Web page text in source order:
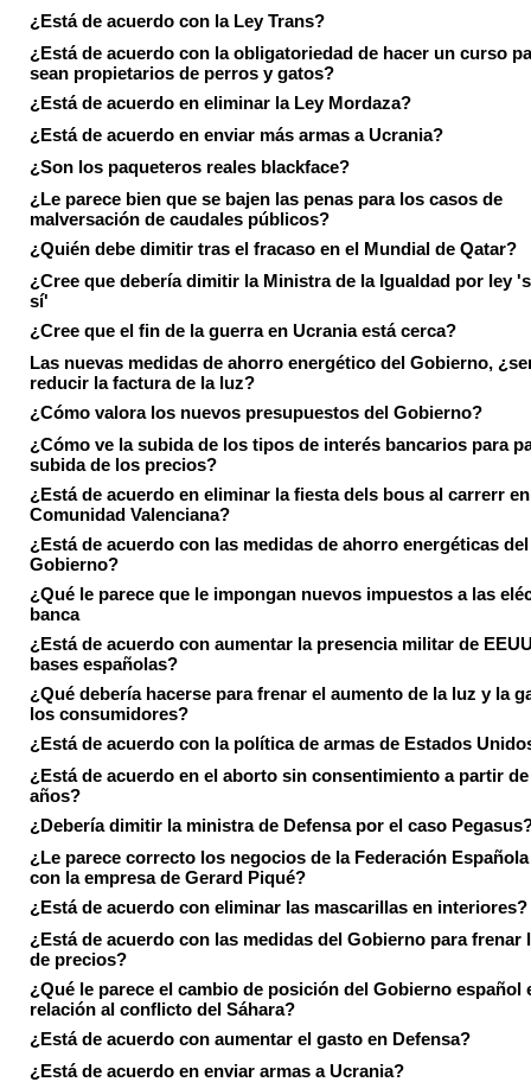
¿Está de acuerdo con la Ley Trans?
¿Está de acuerdo con la obligatoriedad de hacer un curso
sean propietarios de perros y gatos?
¿Está de acuerdo en eliminar la Ley Mordaza?
¿Está de acuerdo en enviar más armas a Ucrania?
¿Son los paqueteros reales blackface?
¿Le parece bien que se bajen las penas para los casos de
malversación de caudales públicos?
¿Quién debe dimitir tras el fracaso en el Mundial de Qatar?
¿Cree que debería dimitir la Ministra de la Igualdad por ley
sí'
¿Cree que el fin de la guerra en Ucrania está cerca?
Las nuevas medidas de ahorro energético del Gobierno,
reducir la factura de la luz?
¿Cómo valora los nuevos presupuestos del Gobierno?
¿Cómo ve la subida de los tipos de interés bancarios para
subida de los precios?
¿Está de acuerdo en eliminar la fiesta dels bous al carrerr
Comunidad Valenciana?
¿Está de acuerdo con las medidas de ahorro energéticas del
Gobierno?
¿Qué le parece que le impongan nuevos impuestos a las
banca
¿Está de acuerdo con aumentar la presencia militar de
bases españolas?
¿Qué debería hacerse para frenar el aumento de la luz y la
los consumidores?
¿Está de acuerdo con la política de armas de Estados
¿Está de acuerdo en el aborto sin consentimiento a partir
años?
¿Debería dimitir la ministra de Defensa por el caso
¿Le parece correcto los negocios de la Federación
con la empresa de Gerard Piqué?
¿Está de acuerdo con eliminar las mascarillas en interiores?
¿Está de acuerdo con las medidas del Gobierno para frenar
de precios?
¿Qué le parece el cambio de posición del Gobierno español
relación al conflicto del Sáhara?
¿Está de acuerdo con aumentar el gasto en Defensa?
¿Está de acuerdo en enviar armas a Ucrania?